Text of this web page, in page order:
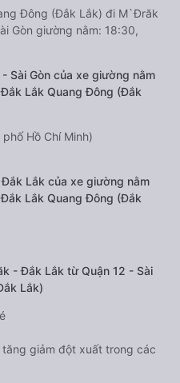
Đông (Đắk Lắk) đi M`Đrăk
Gòn giường nằm: 18:30,
Sài Gòn của xe giường nằm
Lắk Quang Đông (Đắk
Hồ Chí Minh)
Lắk của xe giường nằm
Lắk Quang Đông (Đắk
- Đắk Lắk từ Quận 12 - Sài
Lắk)
giảm đột xuất trong các